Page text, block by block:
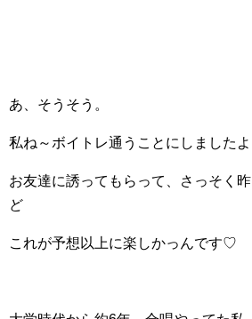
あ、そうそう。
私ね～ボイトレ通うことにしましたよ
お友達に誘ってもらって、さっそく
ど
これが予想以上に楽しかっんです♡